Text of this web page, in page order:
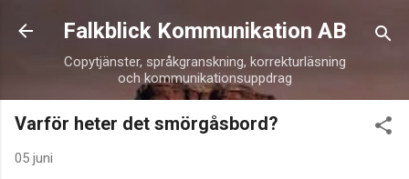
Fortsätt till huvudinnehåll
Falkblick Kommunikation AB
Copytjänster, språkgranskning, korrekturläsning
och kommunikationsuppdrag
Varför heter det smörgåsbord?
05 juni